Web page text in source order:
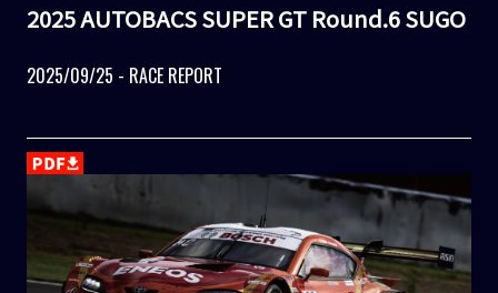
2025 AUTOBACS SUPER GT Round.6 SUGO
2025/09/25 - RACE REPORT